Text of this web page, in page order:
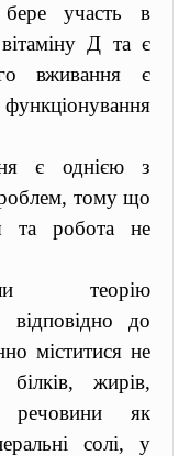
бере участь в
Д та є
вживання є
є однією з
тому що
та робота не
теорію
відповідно до
міститися не
білків, жирів,
речовини як
солі, у